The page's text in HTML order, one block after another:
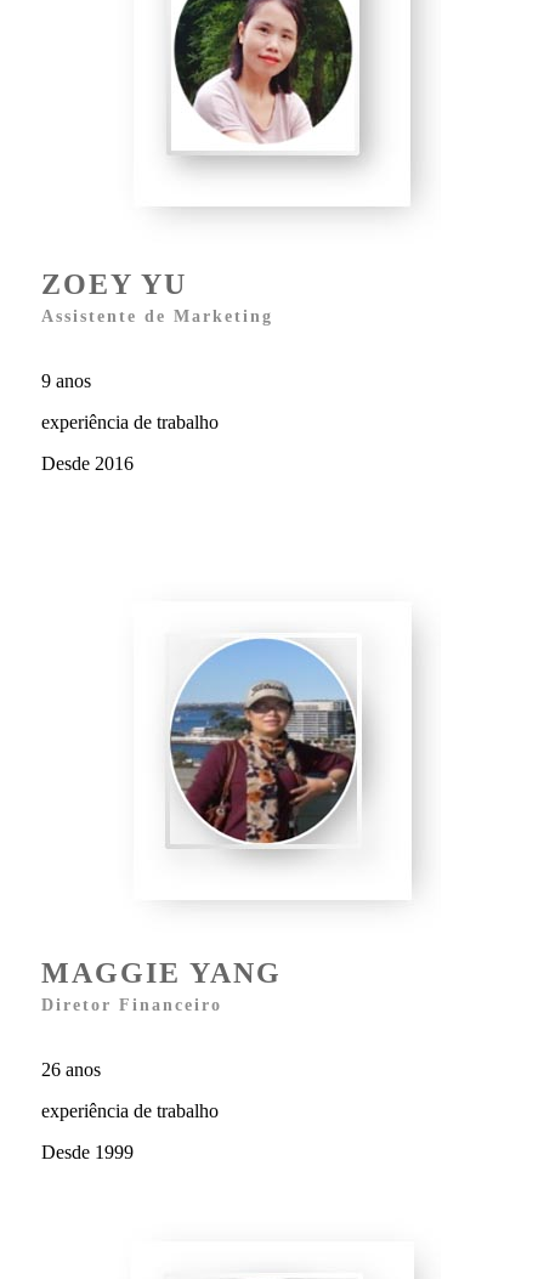
ZOEY YU
Assistente de Marketing
9 anos
experiência de trabalho
Desde 2016
MAGGIE YANG
Diretor Financeiro
26 anos
experiência de trabalho
Desde 1999